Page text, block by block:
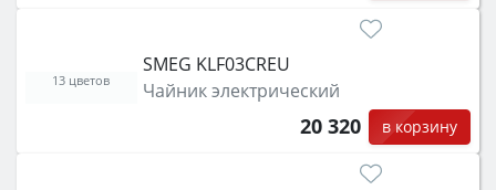
SMEG KLF03CREU
Чайник электрический
20 320 в корзину
13 цветов